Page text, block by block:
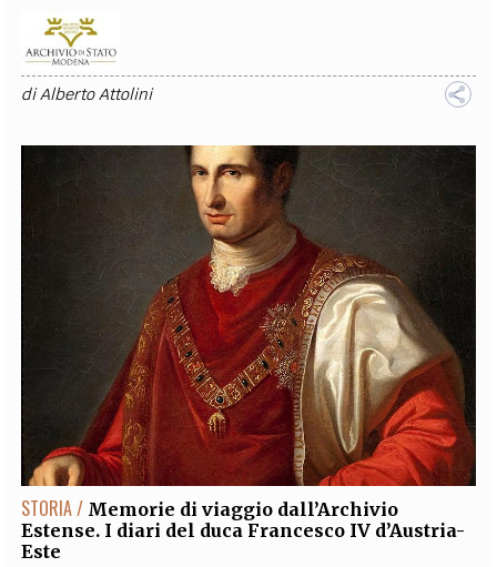
diAlberto Attolini
STORIA / Memorie di viaggio dall’Archivio
Estense. I diari del duca Francesco IV d’Austria-
Este